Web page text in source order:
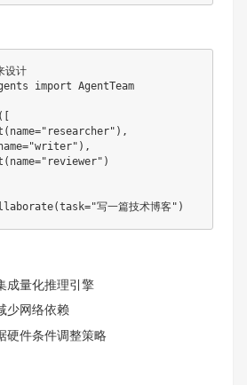
设计
import AgentTeam
( [
( name="researcher" ) ,
="writer" ) ,
( name="reviewer" )
(task="写一篇技术博客" )
成量化推理引擎
少网络依赖
硬件条件调整策略